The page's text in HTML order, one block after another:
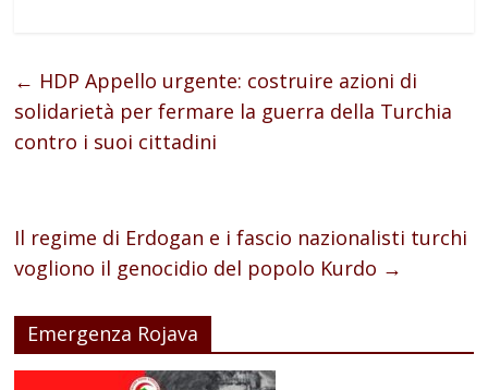
← HDP Appello urgente: costruire azioni di
solidarietà per fermare la guerra della Turchia
contro i suoi cittadini
Il regime di Erdogan e i fascio nazionalisti turchi
vogliono il genocidio del popolo Kurdo →
Emergenza Rojava